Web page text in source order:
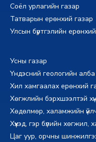
Соёл урлагийн газар
Татварын ерөнхий газар
Улсын бүртгэлийн
Усны газар
Үндэсний геологийн алба
Хил хамгаалах ерөнхий
Хөгжлийн бэрхшээлтэй
Хөдөлмөр, халамжийн
Хүүхэд, гэр бүлийн
Цаг уур, орчны